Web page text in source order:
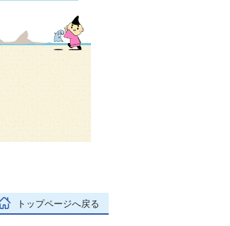
トップページへ戻る